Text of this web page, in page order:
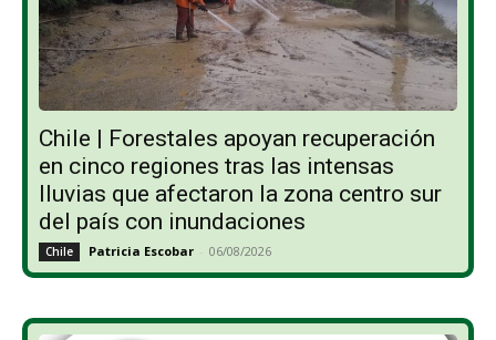
Chile | Forestales apoyan recuperación
en cinco regiones tras las intensas
lluvias que afectaron la zona centro sur
del país con inundaciones
Chile Patricia Escobar - 06/08/2026